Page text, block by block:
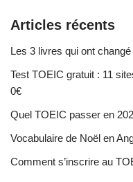
Articles récents
Les 3 livres qui ont
Test TOEIC gratuit : 11
0€
Quel TOEIC passer en
Vocabulaire de Noël en
Comment s’inscrire au